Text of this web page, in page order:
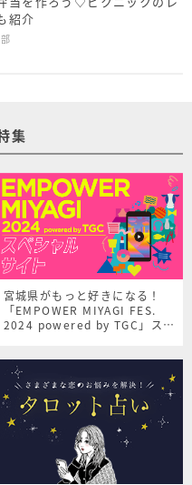
紹介
集
宮城県がもっと好きになる！
「EMPOWER MIYAGI FES.
2024 powered by TGC」スペ